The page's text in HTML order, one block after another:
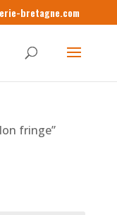
bretagne.com
fringe”